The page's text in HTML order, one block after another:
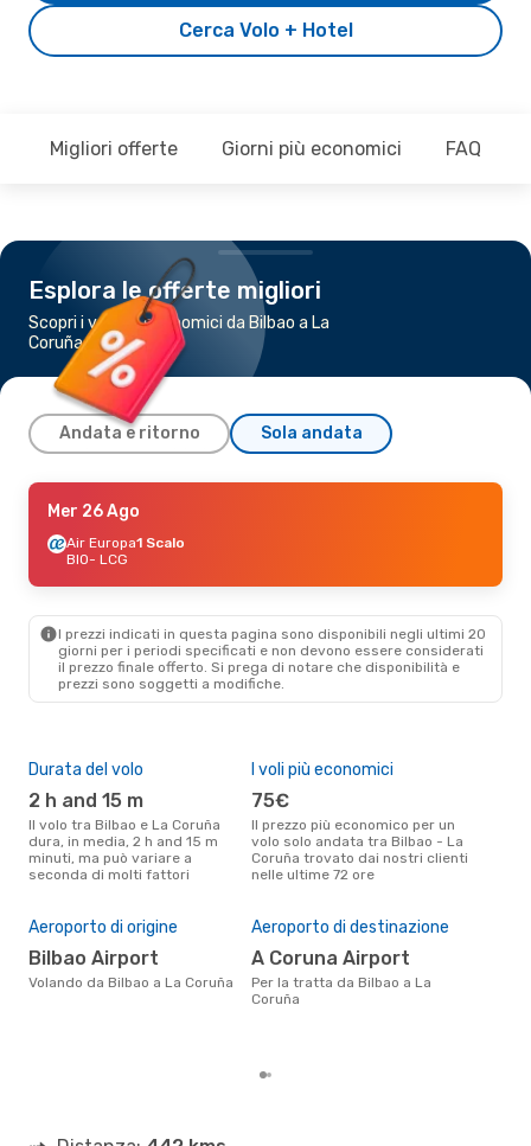
Cerca Volo + Hotel
Migliori offerte Giorni più economici FAQ
Esplora le offerte migliori
Scopri i voli più economici da Bilbao a La
Coruña
Andata e ritorno Sola andata
Mar 22 Set- Mer 30 Set
Vueling1 Scalo
BIO- LCG
LCG- BIO
Mar 29 Set- Mer 30 Set
Vueling1 Scalo
Mer 26 Ago
Air Europa1 Scalo
BIO- LCG
I prezzi indicati in questa pagina sono disponibili negli ultimi 20
giorni per i periodi specificati e non devono essere considerati
il ​​prezzo finale offerto. Si prega di notare che disponibilità e
prezzi sono soggetti a modifiche.
Durata del volo
2 h and 15 m
Il volo tra Bilbao e La Coruña
dura, in media, 2 h and 15 m
minuti, ma può variare a
seconda di molti fattori
I voli più economici
75€
Il prezzo più economico per un
volo solo andata tra Bilbao - La
Coruña trovato dai nostri clienti
nelle ultime 72 ore
Aeroporto di origine
Bilbao Airport
Volando da Bilbao a La Coruña
Aeroporto di destinazione
A Coruna Airport
Per la tratta da Bilbao a La
Coruña